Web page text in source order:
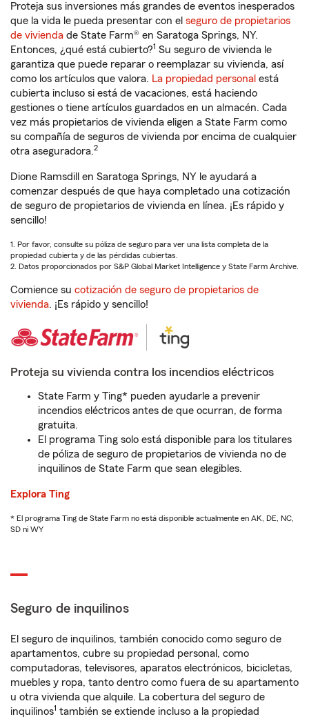
Proteja sus inversiones más grandes de eventos inesperados
que la vida le pueda presentar con el seguro de propietarios
de vivienda de State Farm® en Saratoga Springs, NY.
Entonces, ¿qué está cubierto?1 Su seguro de vivienda le
garantiza que puede reparar o reemplazar su vivienda, así
como los artículos que valora. La propiedad personal está
cubierta incluso si está de vacaciones, está haciendo
gestiones o tiene artículos guardados en un almacén. Cada
vez más propietarios de vivienda eligen a State Farm como
su compañía de seguros de vivienda por encima de cualquier
otra aseguradora.2
Dione Ramsdill en Saratoga Springs, NY le ayudará a
comenzar después de que haya completado una cotización
de seguro de propietarios de vivienda en línea. ¡Es rápido y
sencillo!
1. Por favor, consulte su póliza de seguro para ver una lista completa de la
propiedad cubierta y de las pérdidas cubiertas.
2. Datos proporcionados por S&P Global Market Intelligence y State Farm Archive.
Comience su cotización de seguro de propietarios de
vivienda. ¡Es rápido y sencillo!
Proteja su vivienda contra los incendios eléctricos
State Farm y Ting* pueden ayudarle a prevenir
incendios eléctricos antes de que ocurran, de forma
gratuita.
El programa Ting solo está disponible para los titulares
de póliza de seguro de propietarios de vivienda no de
inquilinos de State Farm que sean elegibles.
Explora Ting
* El programa Ting de State Farm no está disponible actualmente en AK, DE, NC,
SD ni WY
Seguro de inquilinos
El seguro de inquilinos, también conocido como seguro de
apartamentos, cubre su propiedad personal, como
computadoras, televisores, aparatos electrónicos, bicicletas,
muebles y ropa, tanto dentro como fuera de su apartamento
u otra vivienda que alquile. La cobertura del seguro de
inquilinos1 también se extiende incluso a la propiedad